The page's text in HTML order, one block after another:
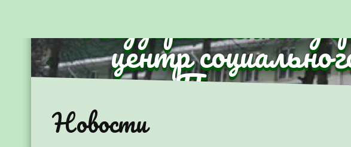
Государственное
центр
Предыдущий
Новости